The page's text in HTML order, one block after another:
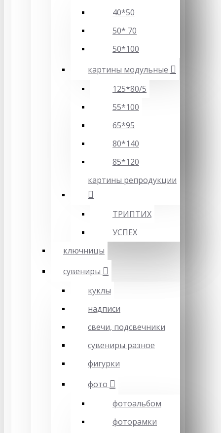
40*50
50* 70
50*100
картины модульные
125*80/5
55*100
65*95
80*140
85*120
картины репродукции
ТРИПТИХ
УСПЕХ
ключницы
сувениры
куклы
надписи
свечи, подсвечники
сувениры разное
фигурки
фото
фотоальбом
фоторамки